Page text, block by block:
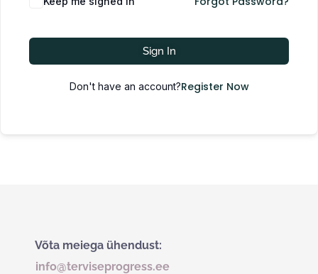
Sign In
Don't have an account?Register Now
Võta meiega ühendust:
info@terviseprogress.ee